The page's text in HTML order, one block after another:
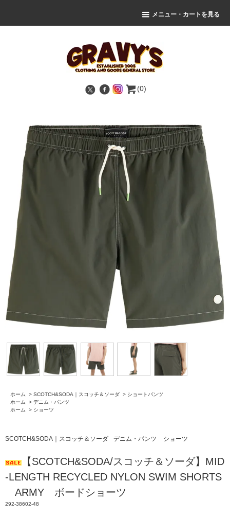
メニュー・カートを見る
(0)
ホーム > SCOTCH&SODA｜スコッチ＆ソーダ > ショートパンツ
ホーム
> デニム・パンツ
ホーム
> ショーツ
SCOTCH&SODA｜スコッチ＆ソーダ デニム・パンツ ショーツ
【SCOTCH&SODA/スコッチ＆ソーダ】MID
-LENGTH RECYCLED NYLON SWIM SHORTS
ARMY ボードショーツ
292-38602-48